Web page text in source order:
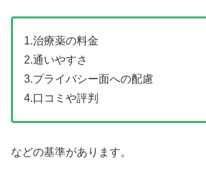
1.治療薬の料金
2.通いやすさ
3.プライバシー面への配慮
4.口コミや評判
などの基準があります。